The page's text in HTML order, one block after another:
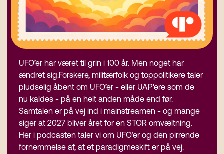
UFO’er har været til grin i 100 år. Men noget har
ændret sig.Forskere, militærfolk og toppolitikere taler
pludselig åbent om UFO’er - eller UAP'ere som de
nu kaldes - på en helt anden måde end før.
Samtalen er på vej ind i mainstreamen - og mange
siger at 2027 bliver året for en STOR omvæltning.
Her i podcasten taler vi om UFO’er og den pirrende
fornemmelse af, at et paradigmeskift er på vej.